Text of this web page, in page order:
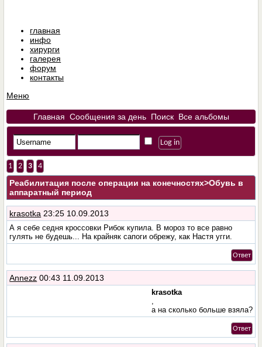
главная
инфо
хирурги
галерея
форум
контакты
Меню
Главная Сообщения за день Поиск Все альбомы
1 2 3 4
Реабилитация после операции на конечностях>Обувь в
аппаратный период
krasotka 23:25 10.09.2013
А я себе седня кроссовки Рибок купила. В мороз то все равно
гулять не будешь... На крайняк сапоги обрежу, как Настя угги.
Ответ
Annezz 00:43 11.09.2013
krasotka
а на сколько больше взяла?
Ответ